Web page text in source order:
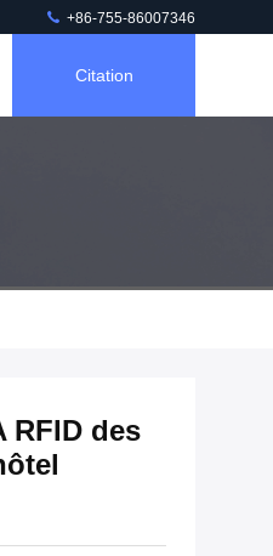
+86-755-86007346
Citation
RFID des